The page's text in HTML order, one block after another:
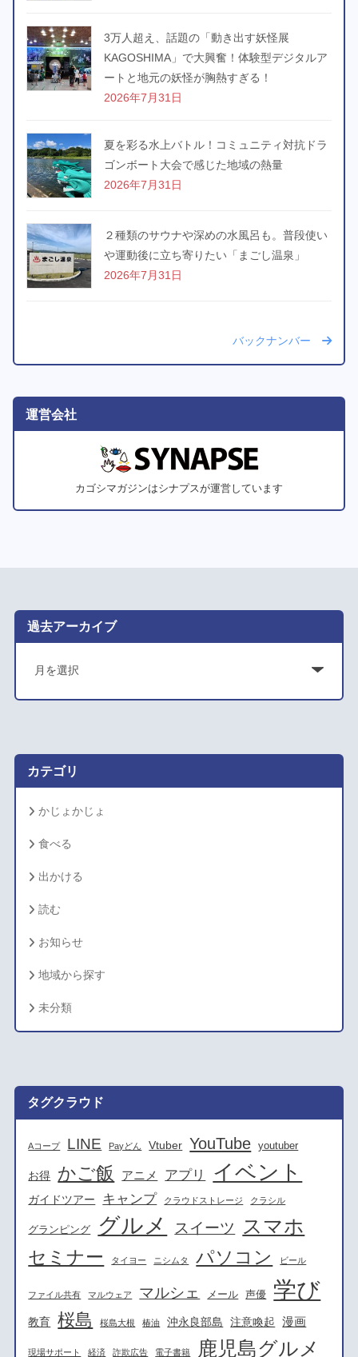
3万人超え、話題の「動き出す妖怪展
KAGOSHIMA」で大興奮！体験型デジタルア
ートと地元の妖怪が胸熱すぎる！
2026年7月31日
夏を彩る水上バトル！コミュニティ対抗ドラ
ゴンボート大会で感じた地域の熱量
2026年7月31日
２種類のサウナや深めの水風呂も。普段使い
や運動後に立ち寄りたい「まごし温泉」
2026年7月31日
バックナンバー
運営会社
カゴシマガジンはシナプスが運営しています
過去アーカイブ
ア
カ
カテゴリ
かじょかじょ
食べる
出かける
読む
お知らせ
地域から探す
未分類
タグクラウド
Aコープ LINE Payどん Vtuber YouTube youtuber
お得 かご飯 アニメ アプリ イベント
ガイドツアー キャンプ クラウドストレージ クラシル
グランピング グルメ スイーツ スマホ
セミナー タイヨー ニシムタ パソコン ビール
ファイル共有 マルウェア マルシェ メール 声優 学び
教育 桜島 桜島大根 椿油 沖永良部島 注意喚起 漫画
現場サポート 経済 詐欺広告 電子書籍 鹿児島グルメ